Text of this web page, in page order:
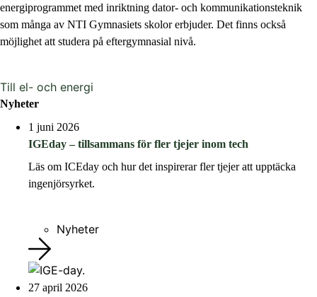
energiprogrammet med inriktning dator- och kommunikationsteknik
som många av NTI Gymnasiets skolor erbjuder. Det finns också
möjlighet att studera på eftergymnasial nivå.
Till el- och energi
Nyheter
1 juni 2026
IGEday – tillsammans för fler tjejer inom tech
Läs om ICEday och hur det inspirerar fler tjejer att upptäcka
ingenjörsyrket.
Nyheter
27 april 2026